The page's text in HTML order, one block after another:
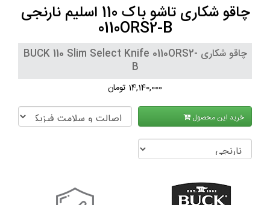
چاقو شکاری تاشو باک 110 اسلیم نارنجی
0110ORS2-B
چاقو شکاری BUCK 110 Slim Select Knife 0110ORS2-
B
14,140,000 تومان
خرید این محصول